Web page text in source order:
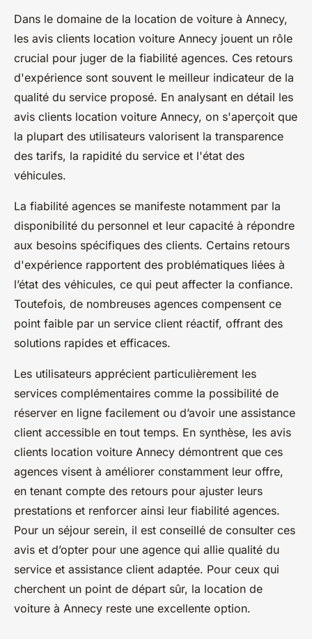
Dans le domaine de la location de voiture à Annecy,
les avis clients location voiture Annecy jouent un rôle
crucial pour juger de la fiabilité agences. Ces retours
d'expérience sont souvent le meilleur indicateur de la
qualité du service proposé. En analysant en détail les
avis clients location voiture Annecy, on s'aperçoit que
la plupart des utilisateurs valorisent la transparence
des tarifs, la rapidité du service et l'état des
véhicules.
La fiabilité agences se manifeste notamment par la
disponibilité du personnel et leur capacité à répondre
aux besoins spécifiques des clients. Certains retours
d'expérience rapportent des problématiques liées à
l’état des véhicules, ce qui peut affecter la confiance.
Toutefois, de nombreuses agences compensent ce
point faible par un service client réactif, offrant des
solutions rapides et efficaces.
Les utilisateurs apprécient particulièrement les
services complémentaires comme la possibilité de
réserver en ligne facilement ou d’avoir une assistance
client accessible en tout temps. En synthèse, les avis
clients location voiture Annecy démontrent que ces
agences visent à améliorer constamment leur offre,
en tenant compte des retours pour ajuster leurs
prestations et renforcer ainsi leur fiabilité agences.
Pour un séjour serein, il est conseillé de consulter ces
avis et d’opter pour une agence qui allie qualité du
service et assistance client adaptée. Pour ceux qui
cherchent un point de départ sûr, la location de
voiture à Annecy reste une excellente option.